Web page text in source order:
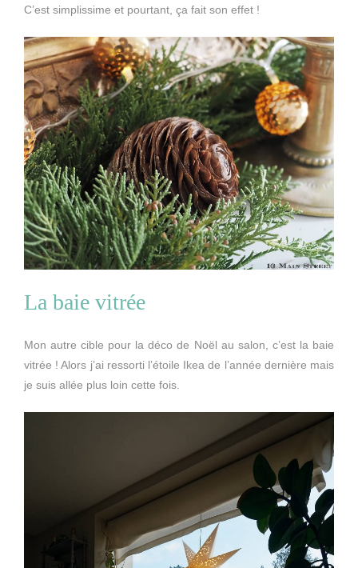
C’est simplissime et pourtant, ça fait son effet !
La baie vitrée
Mon autre cible pour la déco de Noël au salon, c’est la baie
vitrée ! Alors j’ai ressorti l’étoile Ikea de l’année dernière mais
je suis allée plus loin cette fois.